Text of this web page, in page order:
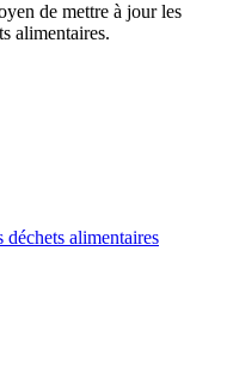
de mettre à jour les
alimentaires.
alimentaires